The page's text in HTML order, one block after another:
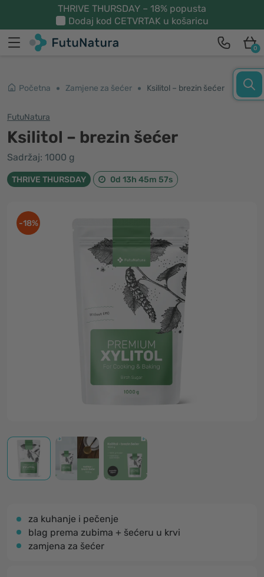
THRIVE THURSDAY – 18% popusta
Dodaj kod CETVRTAK u košaricu
0
Početna Zamjene za šećer Ksilitol – brezin šećer
FutuNatura
Ksilitol – brezin šećer
Sadržaj: 1000 g
THRIVE THURSDAY 0d 13h 45m 56s
-18%
za kuhanje i pečenje
blag prema zubima + šećeru u krvi
zamjena za šećer